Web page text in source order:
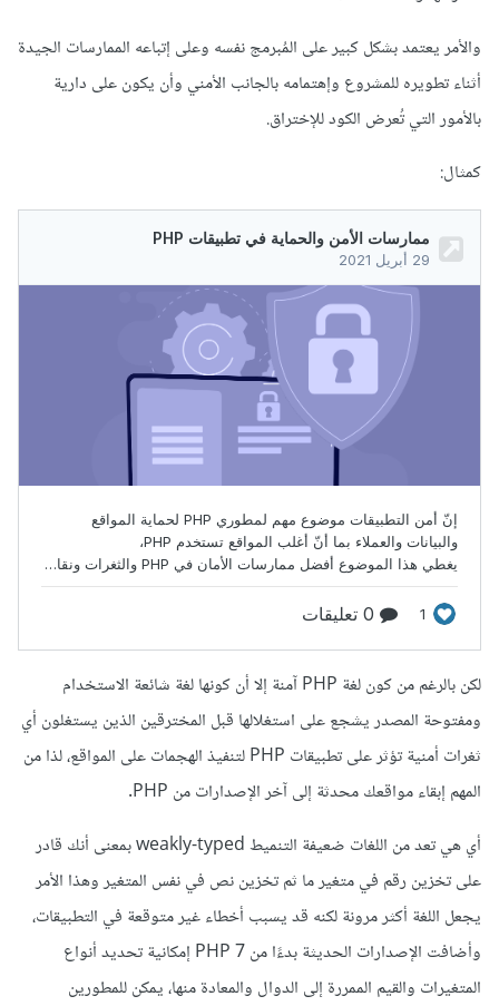
والأمر يعتمد بشكل كبير على المُبرمج نفسه وعلى إتباعه الممارسات الجيدة
أثناء تطويره للمشروع وإهتمامه بالجانب الأمني وأن يكون على دارية
بالأمور التي تُعرض الكود للإختراق.
كمثال:
لكن بالرغم من كون لغة PHP آمنة إلا أن كونها لغة شائعة الاستخدام
ومفتوحة المصدر يشجع على استغلالها قبل المخترقين الذين يستغلون أي
ثغرات أمنية تؤثر على تطبيقات PHP لتنفيذ الهجمات على المواقع، لذا من
المهم إبقاء مواقعك محدثة إلى آخر الإصدارات من PHP.
أي هي تعد من اللغات ضعيفة التنميط weakly-typed بمعنى أنك قادر
على تخزين رقم في متغير ما ثم تخزين نص في نفس المتغير وهذا الأمر
يجعل اللغة أكثر مرونة لكنه قد يسبب أخطاء غير متوقعة في التطبيقات،
وأضافت الإصدارات الحديثة بدءًا من PHP 7 إمكانية تحديد أنواع
المتغيرات والقيم الممررة إلى الدوال والمعادة منها، يمكن للمطورين